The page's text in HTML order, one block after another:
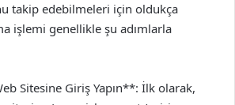
takip edebilmeleri için oldukça
işlemi genellikle şu adımlarla
Sitesine Giriş Yapın**: İlk olarak,